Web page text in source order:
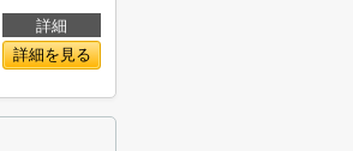
詳細
詳細を見る